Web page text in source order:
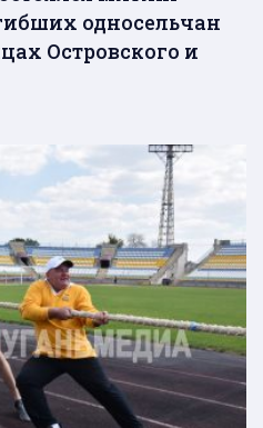
односельчан
Островского и